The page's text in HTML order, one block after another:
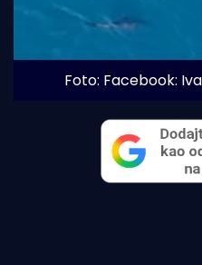
Foto: Facebook: